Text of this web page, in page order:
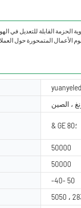
الحزمة القابلة للتعديل في
yuanyeled
، الصين
& GE ؛80
50000
50000
-40- 50